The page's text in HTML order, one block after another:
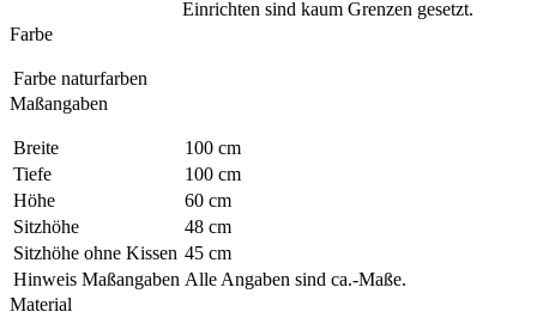
Einrichten sind kaum Grenzen gesetzt.
Farbe
Farbe naturfarben
Maßangaben
Breite
100 cm
Tiefe
100 cm
Höhe
60 cm
Sitzhöhe
48 cm
Sitzhöhe ohne Kissen 45 cm
Hinweis Maßangaben Alle Angaben sind ca.-Maße.
Material